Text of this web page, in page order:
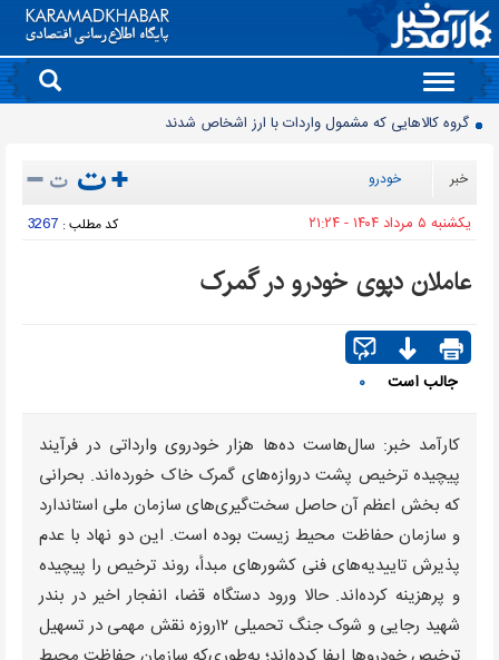
Toggle
navigation
گروه کالاهایی که مشمول واردات با ارز اشخاص شدند
چگونه به «کیف پول ایران» وصل شویم؟
برنج چند؟
انتقال تورم خودرو به بازار خدمات
90 میلیون کیف پول برای ایرانی ها ساخته شد
روز سبز بورس
چرا قبوض برق برخی مشترکان افزایش چند برابری داشت؟
خبر خودرو
يکشنبه ۵ مرداد ۱۴۰۴ - ۲۱:۲۴ کد مطلب : 3267
عاملان دپوی خودرو در گمرک
جالب است ۰
کارآمد خبر: سال‌هاست ده‌ها هزار خودروی وارداتی در فرآیند
پیچیده ترخیص پشت دروازه‌های گمرک خاک خورده‌اند. بحرانی
که بخش اعظم آن حاصل سخت‌گیری‌های سازمان ملی استاندارد
و سازمان حفاظت محیط زیست بوده است. این دو نهاد با عدم
پذیرش تاییدیه‌های فنی کشورهای مبدأ، روند ترخیص را پیچیده
و پرهزینه کرده‌اند. حالا ورود دستگاه قضا، انفجار اخیر در بندر
شهید رجایی و شوک جنگ تحمیلی ۱۲روزه نقش مهمی در تسهیل